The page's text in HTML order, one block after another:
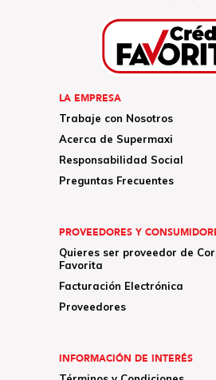
LA EMPRESA
Trabaje con Nosotros
Acerca de Supermaxi
Responsabilidad Social
Preguntas Frecuentes
PROVEEDORES Y
Quieres ser proveedor de
Favorita
Facturación Electrónica
Proveedores
INFORMACIÓN DE INTERÉS